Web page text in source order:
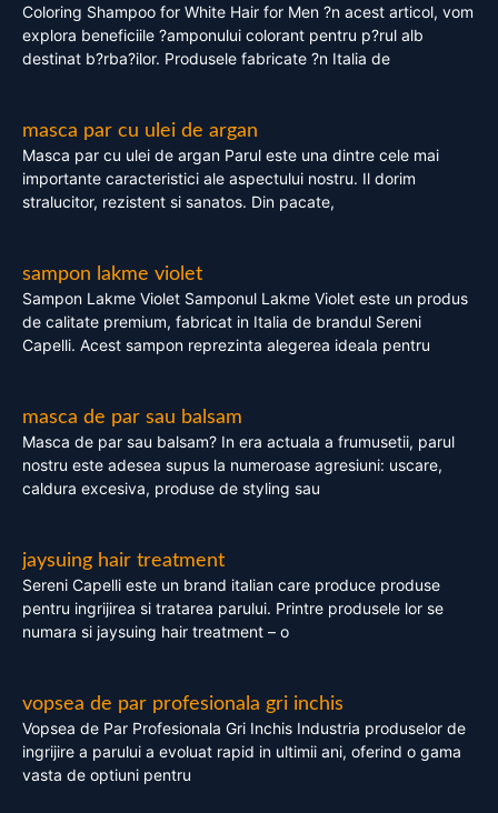
Coloring Shampoo for White Hair for Men ?n acest articol, vom
explora beneficiile ?amponului colorant pentru p?rul alb
destinat b?rba?ilor. Produsele fabricate ?n Italia de
masca par cu ulei de argan
Masca par cu ulei de argan Parul este una dintre cele mai
importante caracteristici ale aspectului nostru. Il dorim
stralucitor, rezistent si sanatos. Din pacate,
sampon lakme violet
Sampon Lakme Violet Samponul Lakme Violet este un produs
de calitate premium, fabricat in Italia de brandul Sereni
Capelli. Acest sampon reprezinta alegerea ideala pentru
masca de par sau balsam
Masca de par sau balsam? In era actuala a frumusetii, parul
nostru este adesea supus la numeroase agresiuni: uscare,
caldura excesiva, produse de styling sau
jaysuing hair treatment
Sereni Capelli este un brand italian care produce produse
pentru ingrijirea si tratarea parului. Printre produsele lor se
numara si jaysuing hair treatment – o
vopsea de par profesionala gri inchis
Vopsea de Par Profesionala Gri Inchis Industria produselor de
ingrijire a parului a evoluat rapid in ultimii ani, oferind o gama
vasta de optiuni pentru